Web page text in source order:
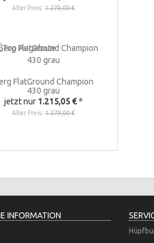
Alter Preis:1.279,00 €
FlatGround Champion
430 grau
jetzt nur 1.215,05 € *
Alter Preis:1.279,00 €
INFORMATION